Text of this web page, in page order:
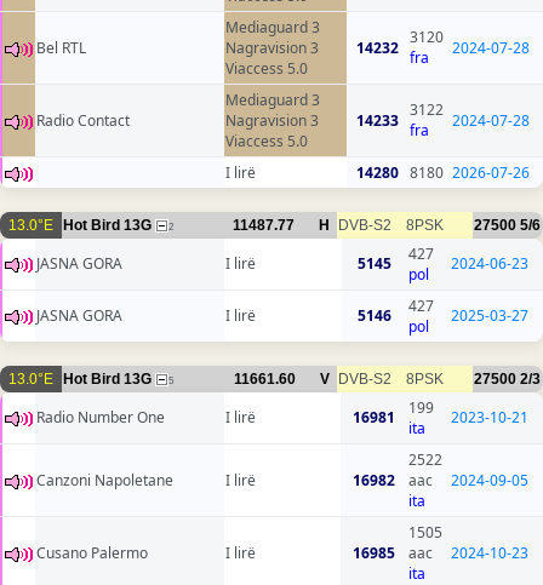
Bel RTL
Mediaguard 3
Nagravision 3
Viaccess 5.0
14232
3120
fra
2024-07-28
Radio Contact
Mediaguard 3
Nagravision 3
Viaccess 5.0
14233
3122
fra
2024-07-28
I lirë 14280 8180 2026-07-26
13.0°E Hot Bird 13G 2 11487.77 H DVB-S2 8PSK 27500 5/6
JASNA GORA I lirë 5145
427
pol
2024-06-23
JASNA GORA I lirë 5146
427
pol
2025-03-27
13.0°E Hot Bird 13G 5 11661.60 V DVB-S2 8PSK 27500 2/3
Radio Number One I lirë 16981
199
ita
2023-10-21
Canzoni Napoletane I lirë 16982
2522
aac
ita
2024-09-05
Cusano Palermo I lirë 16985
1505
aac
ita
2024-10-23